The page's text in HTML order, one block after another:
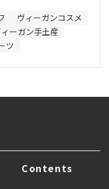
ヴィーガンコスメ
ーガン手土産
ツ
Contents